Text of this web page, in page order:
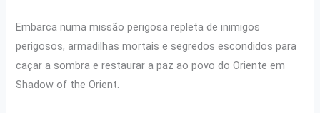
Embarca numa missão perigosa repleta de inimigos
perigosos, armadilhas mortais e segredos escondidos para
caçar a sombra e restaurar a paz ao povo do Oriente em
Shadow of the Orient.